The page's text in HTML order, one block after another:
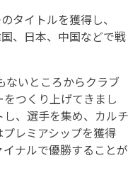
タイトルを獲得し、
、日本、中国などで戦
ないところからクラブ
つくり上げてきまし
、選手を集め、カルチ
レミアシップを獲得
ナルで優勝することが